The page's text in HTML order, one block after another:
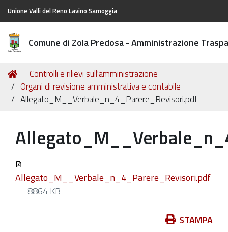
Unione Valli del Reno Lavino Samoggia
Comune di Zola Predosa - Amministrazione
Tu
sei
qui:
Home
Controlli e rilievi sull'amministrazione
Organi di revisione amministrativa e contabile
Allegato_M__Verbale_n_4_Parere_Revisori.pdf
Allegato_M__Verbale_n_4_Parere_Revisori.pdf
— 8864 KB
STAMPA